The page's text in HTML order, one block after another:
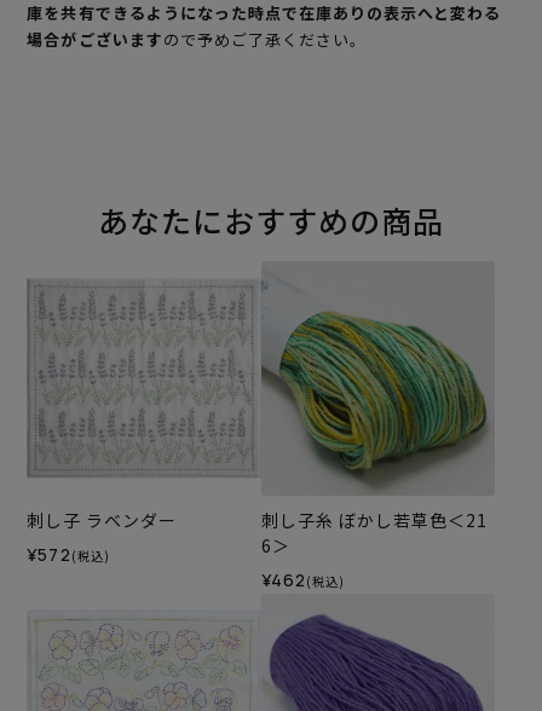
庫を共有できるようになった時点で在庫ありの表示へと変わる
場合がございますので予めご了承ください。
あなたにおすすめの商品
刺し子 ラベンダー
¥572 (税込)
刺し子糸 ぼかし若草色＜21
6＞
¥462 (税込)